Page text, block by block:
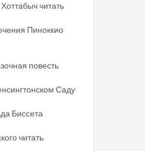
читать
Пиноккио
повесть
Саду
Биссета
читать